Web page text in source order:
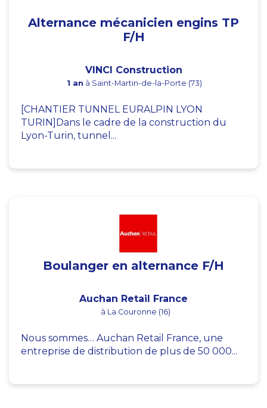
Alternance mécanicien engins TP
F/H
VINCI Construction
1 an à Saint-Martin-de-la-Porte (73)
[CHANTIER TUNNEL EURALPIN LYON
TURIN]Dans le cadre de la construction du
Lyon-Turin, tunnel...
Boulanger en alternance F/H
Auchan Retail France
à La Couronne (16)
Nous sommes… Auchan Retail France, une
entreprise de distribution de plus de 50 000...